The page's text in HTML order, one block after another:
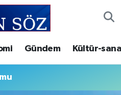
Gündem Kültür-
Haritası